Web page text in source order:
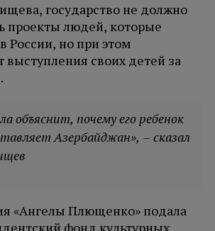
государство не должно
проекты людей, которые
России, но при этом
своих детей за
объяснит, почему его ребенок
Азербайджан», – сказал
«Ангелы Плющенко» подала
фонд культурных